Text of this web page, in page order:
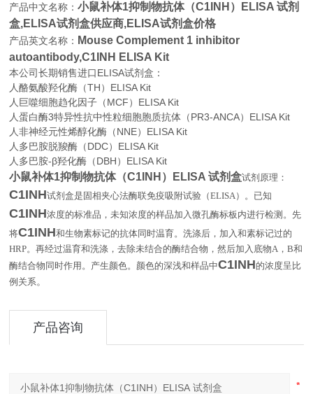
产品中文名称：小鼠补体1抑制物抗体（C1INH）ELISA 试剂
盒,ELISA试剂盒供应商,ELISA试剂盒价格
产品英文名称： Mouse Complement 1 inhibitor
autoantibody,C1INH ELISA Kit
本公司长期销售进口ELISA试剂盒：
人酪氨酸羟化酶（TH）ELISA Kit
人巨噬细胞趋化因子（MCF）ELISA Kit
人蛋白酶3特异性抗中性粒细胞胞质抗体（PR3-ANCA）ELISA Kit
人非神经元性烯醇化酶（NNE）ELISA Kit
人多巴胺脱羧酶（DDC）ELISA Kit
人多巴胺-β羟化酶（DBH）ELISA Kit
小鼠补体1抑制物抗体（C1INH）ELISA 试剂盒试剂原理：
C1INH试剂盒是固相夹心法酶联免疫吸附试验（ELISA）。已知
C1INH浓度的标准品，未知浓度的样品加入微孔酶标板内进行检测。先
将C1INH和生物素标记的抗体同时温育。洗涤后，加入和素标记过的
HRP。再经过温育和洗涤，去除未结合的酶结合物，然后加入底物A ，B和
酶结合物同时作用。产生颜色。颜色的深浅和样品中C1INH的浓度呈比
例关系。
产品咨询